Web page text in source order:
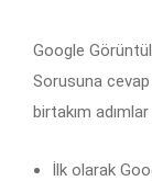
Google
Sorusuna cevap
birtakım
İlk olarak